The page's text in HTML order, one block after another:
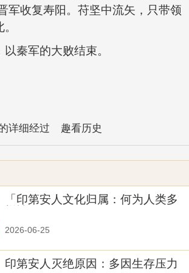
军收复寿阳。苻坚中流矢，只带领
秦军的大败结束。
详细经过 趣看历史
「印第安人文化归属：何为人类多
2026-06-25
印第安人灭绝原因：多因生存压力